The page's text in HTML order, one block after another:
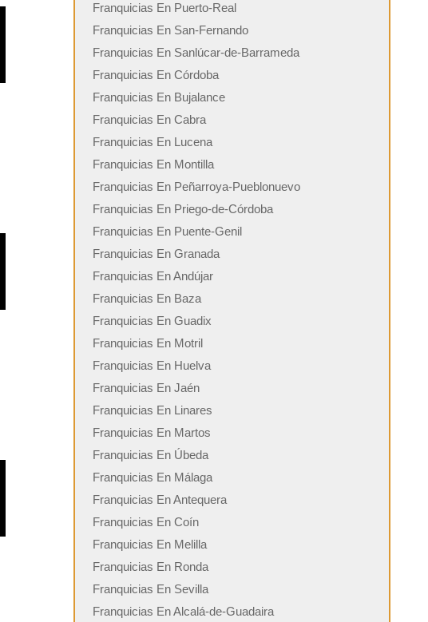
Franquicias En Puerto-Real
Franquicias En San-Fernando
Franquicias En Sanlúcar-de-Barrameda
Franquicias En Córdoba
Franquicias En Bujalance
Franquicias En Cabra
Franquicias En Lucena
Franquicias En Montilla
Franquicias En Peñarroya-Pueblonuevo
Franquicias En Priego-de-Córdoba
Franquicias En Puente-Genil
Franquicias En Granada
Franquicias En Andújar
Franquicias En Baza
Franquicias En Guadix
Franquicias En Motril
Franquicias En Huelva
Franquicias En Jaén
Franquicias En Linares
Franquicias En Martos
Franquicias En Úbeda
Franquicias En Málaga
Franquicias En Antequera
Franquicias En Coín
Franquicias En Melilla
Franquicias En Ronda
Franquicias En Sevilla
Franquicias En Alcalá-de-Guadaira